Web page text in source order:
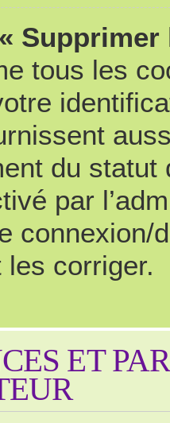
tous les
du
par
connexion/
corriger.
ET